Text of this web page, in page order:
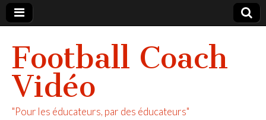
Football Coach
Vidéo
"Pour les éducateurs, par des éducateurs"